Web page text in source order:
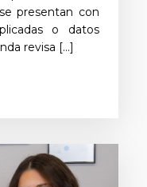
presentan con
o datos
revisa […]